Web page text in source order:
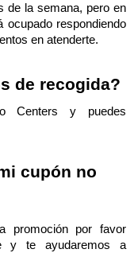
de la semana, pero en
ocupado respondiendo
en atenderte.
de recogida?
cupón no
promoción por favor
y te ayudaremos a